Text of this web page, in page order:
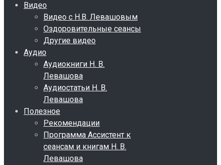
Видео
Видео с Н.В. Левашовым
Оздоровительные сеансы
Другие видео
Аудио
Аудиокниги Н. В.
Левашова
Аудиостатьи Н. В.
Левашова
Полезное
Рекомендации
Программа Ассистент к
сеансам и книгам Н. В.
Левашова